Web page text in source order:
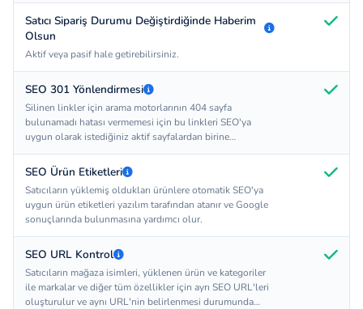
Satıcı Sipariş Durumu Değiştirdiğinde Haberim
Olsun
Aktif veya pasif hale getirebilirsiniz.
SEO 301 Yönlendirmesi
Silinen linkler için arama motorlarının 404 sayfa
bulunamadı hatası vermemesi için bu linkleri SEO'ya
uygun olarak istediğiniz aktif sayfalardan birine
yönlendirebilirsiniz.
SEO Ürün Etiketleri
Satıcıların yüklemiş oldukları ürünlere otomatik SEO'ya
uygun ürün etiketleri yazılım tarafından atanır ve Google
sonuçlarında bulunmasına yardımcı olur.
SEO URL Kontrol
Satıcıların mağaza isimleri, yüklenen ürün ve kategoriler
ile markalar ve diğer tüm özellikler için ayrı SEO URL'leri
oluşturulur ve aynı URL'nin belirlenmesi durumunda